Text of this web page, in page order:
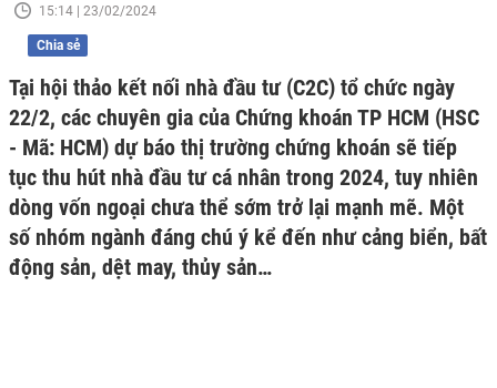
15:14 | 23/02/2024
Chia sẻ
Tại hội thảo kết nối nhà đầu tư (C2C) tổ chức ngày
22/2, các chuyên gia của Chứng khoán TP HCM (HSC
- Mã: HCM) dự báo thị trường chứng khoán sẽ tiếp
tục thu hút nhà đầu tư cá nhân trong 2024, tuy nhiên
dòng vốn ngoại chưa thể sớm trở lại mạnh mẽ. Một
số nhóm ngành đáng chú ý kể đến như cảng biển, bất
động sản, dệt may, thủy sản…